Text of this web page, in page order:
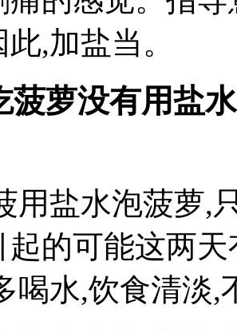
,加盐当。
菠萝没有用盐
用盐水泡菠萝,
起的可能这两
喝水,饮食清淡